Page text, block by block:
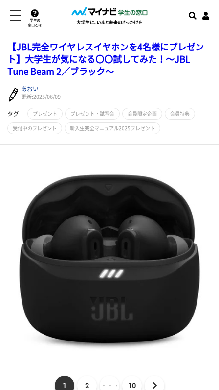
学生の
窓口とは
【JBL完全ワイヤレスイヤホンを4名様にプレゼン
ト】大学生が気になる〇〇試してみた！～JBL
Tune Beam 2／ブラック～
あおい
更新:2025/06/09
タグ： プレゼント プレゼント・試写会 会員限定企画 会員特典
受付中のプレゼント 新入生完全マニュアル2025プレゼント
1 2 ・・・ 10